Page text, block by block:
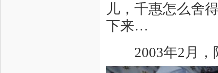
儿，千惠怎么舍
下来…
2003年2月，